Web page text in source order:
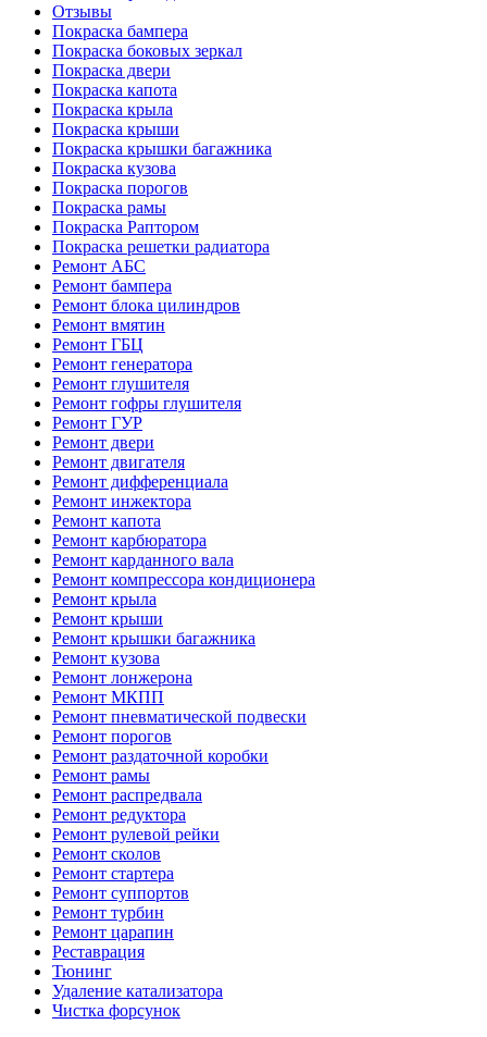
Отзывы
Покраска бампера
Покраска боковых зеркал
Покраска двери
Покраска капота
Покраска крыла
Покраска крыши
Покраска крышки багажника
Покраска кузова
Покраска порогов
Покраска рамы
Покраска Раптором
Покраска решетки радиатора
Ремонт АБС
Ремонт бампера
Ремонт блока цилиндров
Ремонт вмятин
Ремонт ГБЦ
Ремонт генератора
Ремонт глушителя
Ремонт гофры глушителя
Ремонт ГУР
Ремонт двери
Ремонт двигателя
Ремонт дифференциала
Ремонт инжектора
Ремонт капота
Ремонт карбюратора
Ремонт карданного вала
Ремонт компрессора кондиционера
Ремонт крыла
Ремонт крыши
Ремонт крышки багажника
Ремонт кузова
Ремонт лонжерона
Ремонт МКПП
Ремонт пневматической подвески
Ремонт порогов
Ремонт раздаточной коробки
Ремонт рамы
Ремонт распредвала
Ремонт редуктора
Ремонт рулевой рейки
Ремонт сколов
Ремонт стартера
Ремонт суппортов
Ремонт турбин
Ремонт царапин
Реставрация
Тюнинг
Удаление катализатора
Чистка форсунок